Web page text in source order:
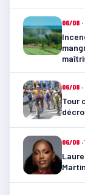
06/08 ·
06/08 ·
Tour
06/08 ·